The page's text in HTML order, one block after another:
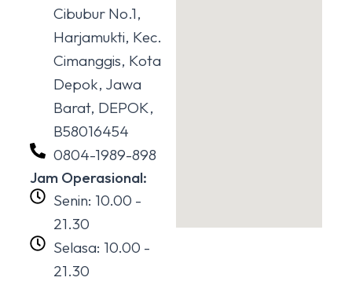
Cibubur No.1,
Harjamukti, Kec.
Cimanggis, Kota
Depok, Jawa
Barat, DEPOK,
B58016454
0804-1989-898
Jam Operasional:
Senin: 10.00 -
21.30
Selasa: 10.00 -
21.30